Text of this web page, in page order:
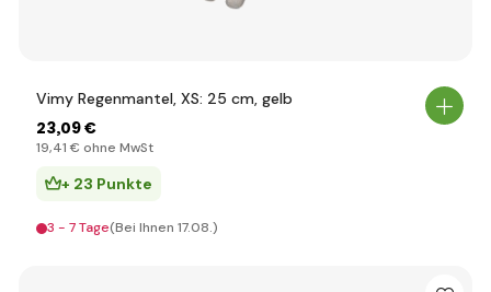
Vimy Regenmantel, XS: 25 cm, gelb
23,09 €
19,41 € ohne MwSt
+ 23 Punkte
3 - 7 Tage(Bei Ihnen 17.08.)